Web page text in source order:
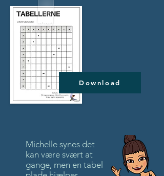
Download
​Michelle synes det
kan være svært at
gange, men en tabel